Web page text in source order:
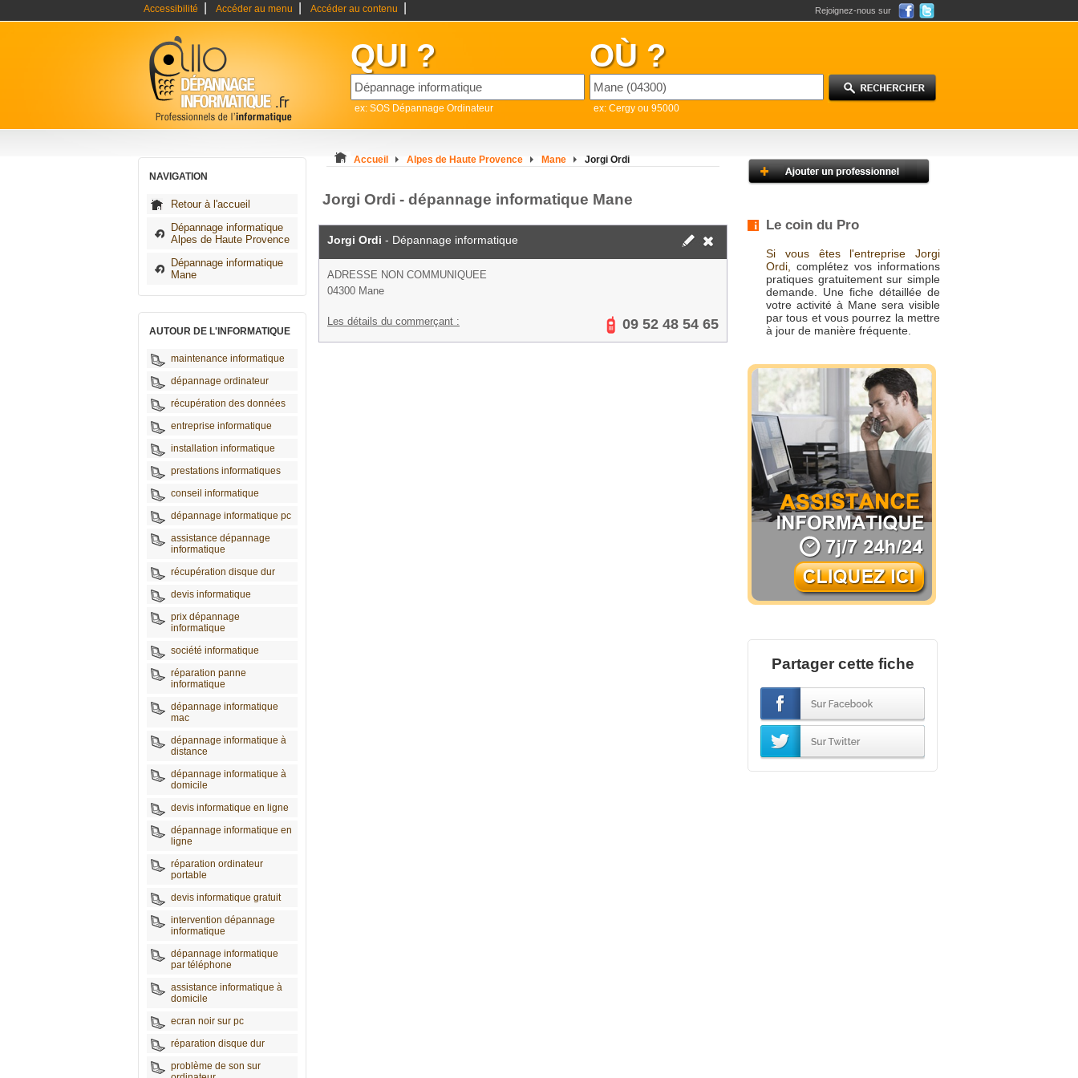
Accessibilité Accéder au menu Accéder au contenu Rejoignez-nous sur
QUI ?
ex: SOS Dépannage Ordinateur
OÙ ?
ex: Cergy ou 95000
NAVIGATION
Retour à l'accueil
Dépannage informatique
Alpes de Haute Provence
Dépannage informatique
Mane
AUTOUR DE L'INFORMATIQUE
maintenance informatique
dépannage ordinateur
récupération des données
entreprise informatique
installation informatique
prestations informatiques
conseil informatique
dépannage informatique pc
assistance dépannage
informatique
récupération disque dur
devis informatique
prix dépannage
informatique
société informatique
réparation panne
informatique
dépannage informatique
mac
dépannage informatique à
distance
dépannage informatique à
domicile
devis informatique en ligne
dépannage informatique en
ligne
réparation ordinateur
portable
devis informatique gratuit
intervention dépannage
informatique
dépannage informatique
par téléphone
assistance informatique à
domicile
ecran noir sur pc
réparation disque dur
problème de son sur
Accueil Alpes de Haute Provence Mane Jorgi Ordi
Jorgi Ordi - dépannage informatique Mane
Jorgi Ordi - Dépannage informatique
ADRESSE NON COMMUNIQUEE
04300 Mane
Les détails du commerçant : 09 52 48 54 65
Le coin du Pro
Si vous êtes l'entreprise Jorgi
Ordi,
complétez vos informations
pratiques gratuitement sur simple
demande. Une fiche détaillée de
votre activité à Mane sera visible
par tous et vous pourrez la mettre
à jour de manière fréquente.
Partager cette fiche